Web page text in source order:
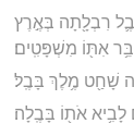
רִבְלָ֖תָה בְּאֶ֣רֶץ
אִתּ֖וֹ מִשְׁפָּטִֽים׃
שָׁחַ֖ט מֶ֥לֶךְ בָּבֶֽל׃
לָבִ֥יא אֹת֖וֹ בָּבֶֽלָה׃